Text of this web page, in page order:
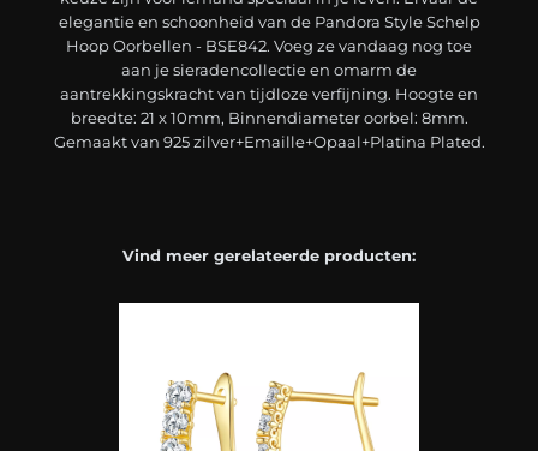
elegantie en schoonheid van de Pandora Style Schelp
Hoop Oorbellen - BSE842. Voeg ze vandaag nog toe
aan je sieradencollectie en omarm de
aantrekkingskracht van tijdloze verfijning. Hoogte en
breedte: 21 x 10mm, Binnendiameter oorbel: 8mm.
Gemaakt van 925 zilver+Emaille+Opaal+Platina Plated.
Vind meer gerelateerde producten: